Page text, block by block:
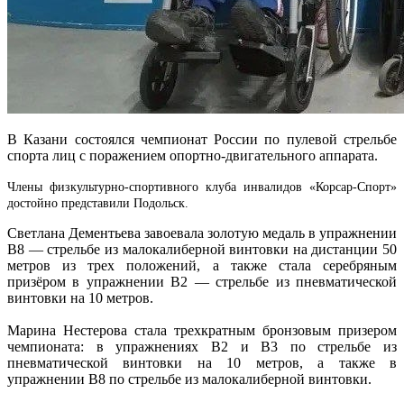
В Казани состоялся чемпионат России по пулевой стрельбе
спорта лиц с поражением опортно-двигательного аппарата.
Члены физкультурно-спортивного клуба инвалидов «Корсар-Спорт»
достойно представили Подольск.
Светлана Дементьева завоевала золотую медаль в упражнении
В8 — стрельбе из малокалиберной винтовки на дистанции 50
метров из трех положений, а также стала серебряным
призёром в упражнении В2 — стрельбе из пневматической
винтовки на 10 метров.
Марина Нестерова стала трехкратным бронзовым призером
чемпионата: в упражнениях В2 и В3 по стрельбе из
пневматической винтовки на 10 метров, а также в
упражнении В8 по стрельбе из малокалиберной винтовки.